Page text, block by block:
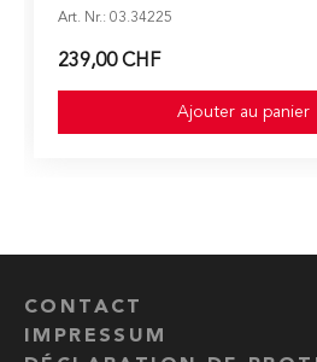
Art. Nr.: 03.34225
239,00 CHF
Ajouter au panier
CONTACT
IMPRESSUM